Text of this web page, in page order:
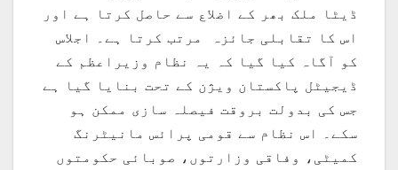
ڈیٹا ملک بھر کے اضلاع سے حاصل کرتا ہے اور
اس کا تقابلی جائزہ مرتب کرتا ہے۔ اجلاس
کو آگاہ کیا گیا کہ یہ نظام وزیراعظم کے
ڈیجیٹل پاکستان ویژن کے تحت بنایا گیا ہے
جس کی بدولت بروقت فیصلہ سازی ممکن ہو
سکے۔ اس نظام سے قومی پرائس مانیٹرنگ
کمیٹی، وفاقی وزارتوں، صوبائی حکومتوں